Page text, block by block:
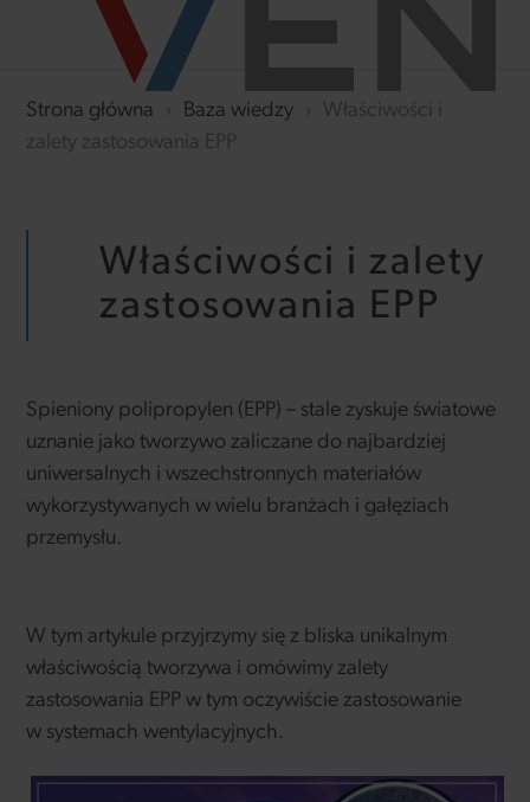
Strona główna › Baza wiedzy ›
Właściwości i
zalety zastosowania EPP
Właściwości i zalety
zastosowania EPP
Spieniony polipropylen (EPP) – stale zyskuje światowe
uznanie jako tworzywo zaliczane do najbardziej
uniwersalnych i wszechstronnych materiałów
wykorzystywanych w wielu branżach i gałęziach
przemysłu.
W tym artykule przyjrzymy się z bliska unikalnym
właściwością tworzywa i omówimy zalety
zastosowania EPP w tym oczywiście zastosowanie
w systemach wentylacyjnych.